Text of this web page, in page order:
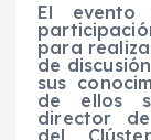
El
para
de
sus
de ellos
director